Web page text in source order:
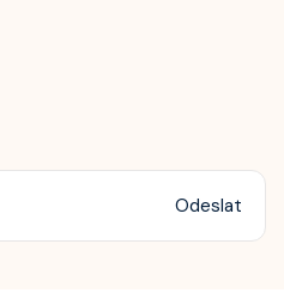
Odeslat